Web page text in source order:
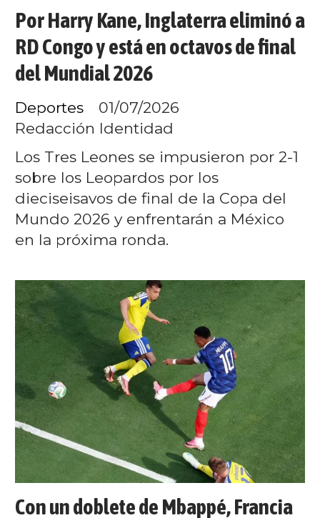
Por Harry Kane, Inglaterra eliminó a
RD Congo y está en octavos de final
del Mundial 2026
Redacción Identidad
Deportes 01/07/2026
Los Tres Leones se impusieron por 2-1
sobre los Leopardos por los
dieciseisavos de final de la Copa del
Mundo 2026 y enfrentarán a México
en la próxima ronda.
Con un doblete de Mbappé, Francia